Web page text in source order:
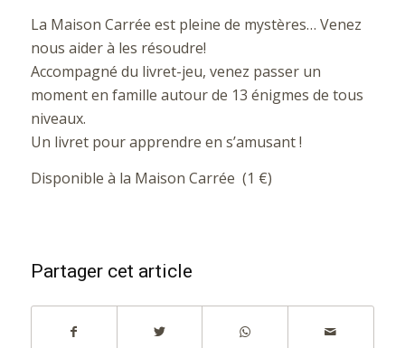
La Maison Carrée est pleine de mystères… Venez
nous aider à les résoudre!
Accompagné du livret-jeu, venez passer un
moment en famille autour de 13 énigmes de tous
niveaux.
Un livret pour apprendre en s’amusant !
Disponible à la Maison Carrée (1 €)
Partager cet article